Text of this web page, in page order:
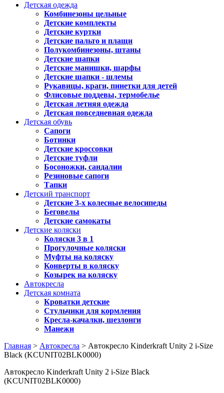
Детская одежда
Комбинезоны цельные
Детские комплекты
Детские куртки
Детские пальто и плащи
Полукомбинезоны, штаны
Детские шапки
Детские манишки, шарфы
Детские шапки - шлемы
Рукавицы, краги, пинетки для детей
Флисовые поддевы, термобелье
Детская летняя одежда
Детская повседневная одежда
Детская обувь
Сапоги
Ботинки
Детские кроссовки
Детские туфли
Босоножки, сандалии
Резиновые сапоги
Тапки
Детский транспорт
Детские 3-х колесные велосипеды
Беговелы
Детские самокаты
Детские коляски
Коляски 3 в 1
Прогулочные коляски
Муфты на коляску
Конверты в коляску
Козырек на коляску
Автокресла
Детская комната
Кроватки детские
Стульчики для кормления
Кресла-качалки, шезлонги
Манежи
Главная > Автокресла > Автокресло Kinderkraft Unity 2 i-Size
Black (KCUNIT02BLK0000)
Автокресло Kinderkraft Unity 2 i-Size Black
(KCUNIT02BLK0000)